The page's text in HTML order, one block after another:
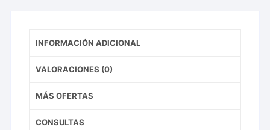
INFORMACIÓN ADICIONAL
VALORACIONES (0)
MÁS OFERTAS
CONSULTAS